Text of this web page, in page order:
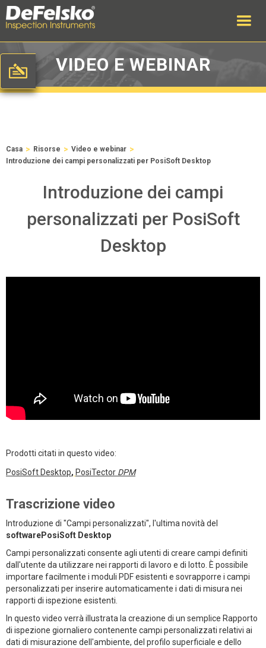
VIDEO E WEBINAR
Casa > Risorse > Video e webinar >
Introduzione dei campi personalizzati per PosiSoft Desktop
Introduzione dei campi
personalizzati per PosiSoft
Desktop
Prodotti citati in questo video:
PosiSoft Desktop, PosiTector DPM
Trascrizione video
Introduzione di "Campi personalizzati", l'ultima novità del
softwarePosiSoft Desktop
Campi personalizzati consente agli utenti di creare campi definiti
dall'utente da utilizzare nei rapporti di lavoro e di lotto. È possibile
importare facilmente i moduli PDF esistenti e sovrapporre i campi
personalizzati per inserire automaticamente i dati di misura nei
rapporti di ispezione esistenti.
In questo video verrà illustrata la creazione di un semplice Rapporto
di ispezione giornaliero contenente campi personalizzati relativi ai
dati di misurazione dell'ambiente, del profilo superficiale e dello